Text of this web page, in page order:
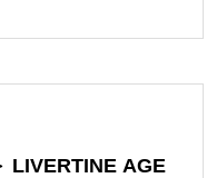
LIVERTINE AGE